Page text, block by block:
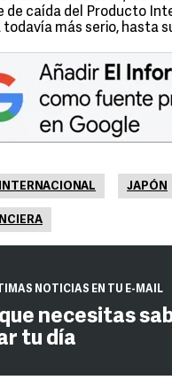
de caída del Producto
todavía más serio, hasta
JAPÓN
NOTICIAS EN TU E-MAIL
necesitas
tu día